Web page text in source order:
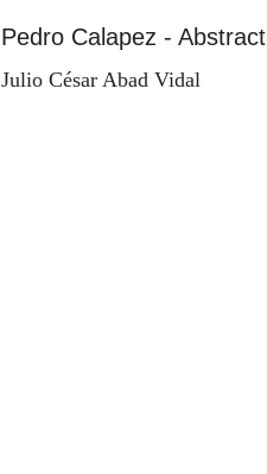
Pedro Calapez - Abstract
Julio César Abad Vidal